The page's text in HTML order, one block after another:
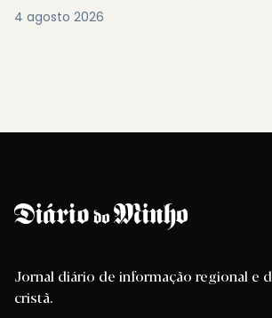
4 agosto 2026
Jornal diário de informação regional e
cristã.